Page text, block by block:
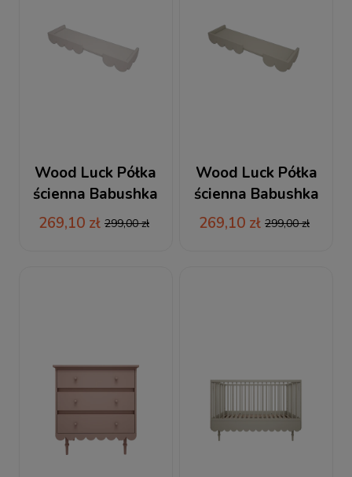
Wood Luck Półka
ścienna Babushka
biała
269,10 zł 299,00 zł
Wood Luck Półka
ścienna Babushka
oliwka
269,10 zł 299,00 zł